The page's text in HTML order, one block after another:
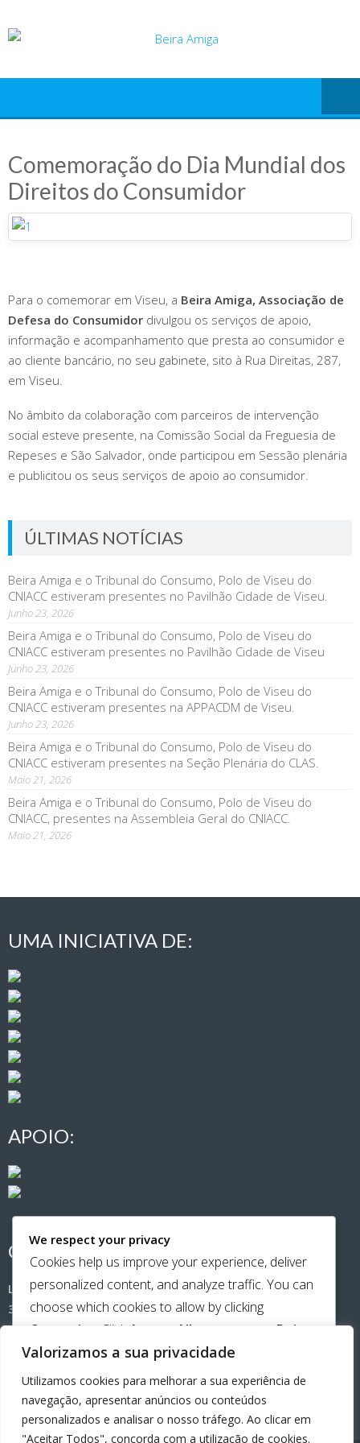
Valorizamos a sua privacidade
Utilizamos cookies para melhorar a sua experiência de
navegação, apresentar anúncios ou conteúdos
personalizados e analisar o nosso tráfego. Ao clicar em
"Aceitar Todos", concorda com a utilização de cookies.
to
Comemoração do Dia Mundial dos
Direitos do Consumidor
Para o comemorar em Viseu, a Beira Amiga, Associação de
Defesa do Consumidor divulgou os serviços de apoio,
informação e acompanhamento que presta ao consumidor e
ao cliente bancário, no seu gabinete, sito à Rua Direitas, 287,
em Viseu.
No âmbito da colaboração com parceiros de intervenção
social esteve presente, na Comissão Social da Freguesia de
Repeses e São Salvador, onde participou em Sessão plenária
e publicitou os seus serviços de apoio ao consumidor.
ÚLTIMAS NOTÍCIAS
Beira Amiga e o Tribunal do Consumo, Polo de Viseu do
CNIACC estiveram presentes no Pavilhão Cidade de Viseu.
Junho 23, 2026
Beira Amiga e o Tribunal do Consumo, Polo de Viseu do
CNIACC estiveram presentes no Pavilhão Cidade de Viseu
Junho 23, 2026
Beira Amiga e o Tribunal do Consumo, Polo de Viseu do
CNIACC estiveram presentes na APPACDM de Viseu.
Junho 23, 2026
Beira Amiga e o Tribunal do Consumo, Polo de Viseu do
CNIACC estiveram presentes na Seção Plenária do CLAS.
Maio 21, 2026
Beira Amiga e o Tribunal do Consumo, Polo de Viseu do
CNIACC, presentes na Assembleia Geral do CNIACC.
Maio 21, 2026
UMA INICIATIVA DE:
APOIO:
CONTACTOS:
Largo de Santa Cristina (Casa Amarela)
3500-181 Viseu
Telemóvel:
email:beiraamiga@gmail.com
We respect your privacy
Cookies help us improve your experience, deliver
personalized content, and analyze traffic. You can
choose which cookies to allow by clicking
Customize
. Click Accept All
Reject
Allto decline non-essential cookies.
CUSTOMIZE
REJECT ALL